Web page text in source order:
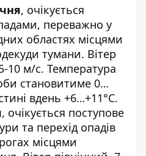
, очікується
переважно у
областях місцями
тумани. Вітер
10 м/с. Температура
становитиме 0…
вдень +6…+11°С.
, очікується поступове
та перехід опадів
місцями